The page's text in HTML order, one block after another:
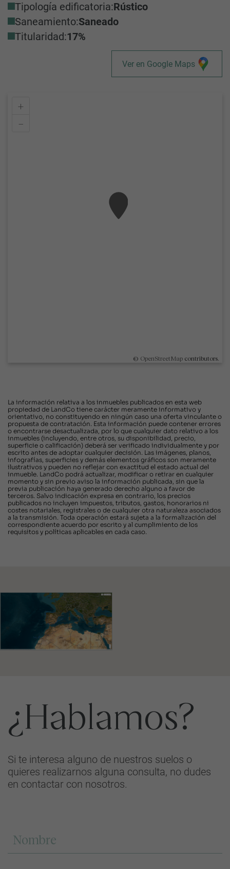
Tipología edificatoria:Rústico
Saneamiento:Saneado
Titularidad:17%
Ver en Google Maps
+
–
© OpenStreetMap contributors.
La información relativa a los inmuebles publicados en esta web
propiedad de LandCo tiene carácter meramente informativo y
orientativo, no constituyendo en ningún caso una oferta vinculante o
propuesta de contratación. Esta información puede contener errores
o encontrarse desactualizada, por lo que cualquier dato relativo a los
inmuebles (incluyendo, entre otros, su disponibilidad, precio,
superficie o calificación) deberá ser verificado individualmente y por
escrito antes de adoptar cualquier decisión. Las imágenes, planos,
infografías, superficies y demás elementos gráficos son meramente
ilustrativos y pueden no reflejar con exactitud el estado actual del
inmueble. LandCo podrá actualizar, modificar o retirar en cualquier
momento y sin previo aviso la información publicada, sin que la
previa publicación haya generado derecho alguno a favor de
terceros. Salvo indicación expresa en contrario, los precios
publicados no incluyen impuestos, tributos, gastos, honorarios ni
costes notariales, registrales o de cualquier otra naturaleza asociados
a la transmisión. Toda operación estará sujeta a la formalización del
correspondiente acuerdo por escrito y al cumplimiento de los
requisitos y políticas aplicables en cada caso.
¿Hablamos?
Si te interesa alguno de nuestros suelos o
quieres realizarnos alguna consulta, no dudes
en contactar con nosotros.